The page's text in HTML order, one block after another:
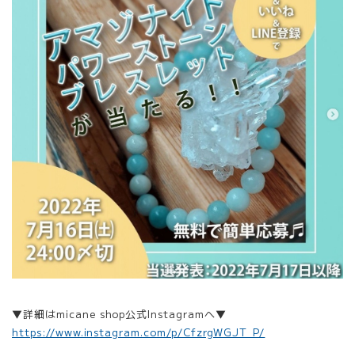
▼詳細はmicane shop公式Instagramへ▼
https://www.instagram.com/p/CfzrgWGJT_P/